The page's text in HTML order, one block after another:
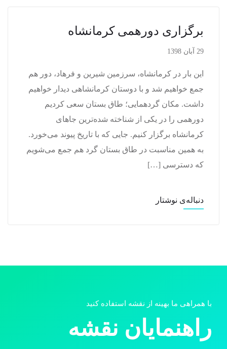
برگزاری دورهمی کرمانشاه
29 آبان 1398
این بار در کرمانشاه، سرزمین شیرین و فرهاد، دور هم
جمع خواهیم شد و با دوستان کرمانشاهی دیدار خواهیم
داشت. مکان گردهمایی؛ طاق بستان سعی کردیم
دورهمی را در یکی از شناخته شده‌ترین جاهای
کرمانشاه برگزار کنیم. جایی که با تاریخ پیوند می‌خورد.
به همین مناسبت در طاق بستان گرد هم جمع می‌شویم
که دسترسی […]
دنباله‌ی نوشتار
با همراهی ما بهینه از نقشه استفاده کنید
راهنمایان نقشه